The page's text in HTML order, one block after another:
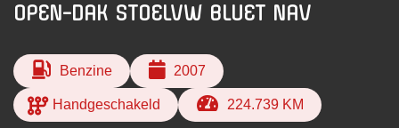
OPEN-DAK STOELVW BLUET NAV
Benzine 2007
Handgeschakeld 224.739 KM